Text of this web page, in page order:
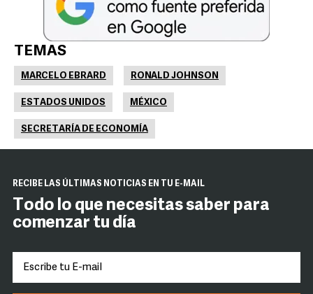
TEMAS
MARCELO EBRARD RONALD JOHNSON
ESTADOS UNIDOS MÉXICO
SECRETARÍA DE ECONOMÍA
RECIBE LAS ÚLTIMAS NOTICIAS EN TU E-MAIL
Todo lo que necesitas saber para
comenzar tu día